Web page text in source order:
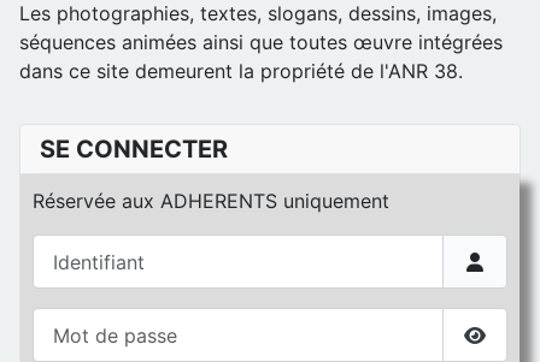
Les photographies, textes, slogans, dessins, images,
séquences animées ainsi que toutes œuvre intégrées
dans ce site demeurent la propriété de l'ANR 38.
SE CONNECTER
Réservée aux ADHERENTS uniquement